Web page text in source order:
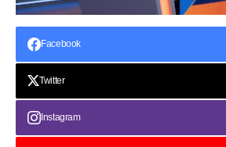
Facebook
Twitter
Instagram